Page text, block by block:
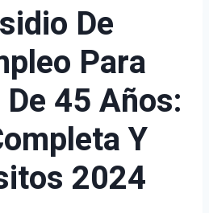
De
Para
45 Años:
Y
2024